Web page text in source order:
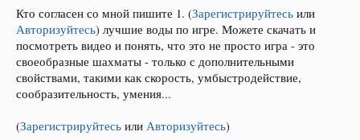
Кто согласен со мной пишите 1. (Зарегистрируйтесь или
Авторизуйтесь) лучшие воды по игре. Можете скачать и
посмотреть видео и понять, что это не просто игра - это
своеобразные шахматы - только с дополнительными
свойствами, такими как скорость, умбыстродействие,
сообразительность, умения...
(Зарегистрируйтесь или Авторизуйтесь)